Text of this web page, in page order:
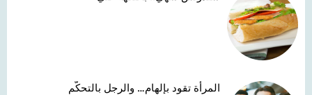
المرأة تقود بإلهام… والرجل بالتحكّم